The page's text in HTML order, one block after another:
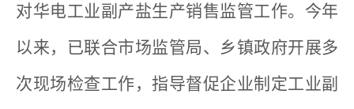
对华电工业副产盐生产销售监管工作。今年
以来，已联合市场监管局、乡镇政府开展多
次现场检查工作，指导督促企业制定工业副